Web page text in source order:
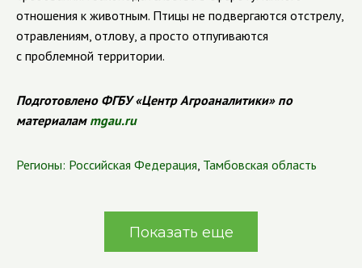
отношения к животным. Птицы не подвергаются отстрелу,
отравлениям, отлову, а просто отпугиваются
с проблемной территории.
Подготовлено ФГБУ «Центр Агроаналитики» по
материалам mgau.ru
Регионы: Российская Федерация, Тамбовская область
Показать еще